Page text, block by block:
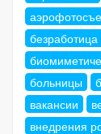
больницы
вакансии
внедрения